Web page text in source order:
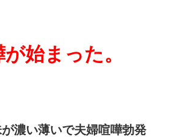
始まった。
濃い薄いで夫婦喧嘩勃発